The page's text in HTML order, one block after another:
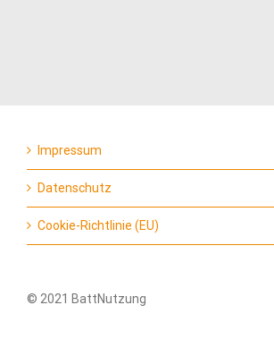
Impressum
Datenschutz
Cookie-Richtlinie (EU)
© 2021 BattNutzung